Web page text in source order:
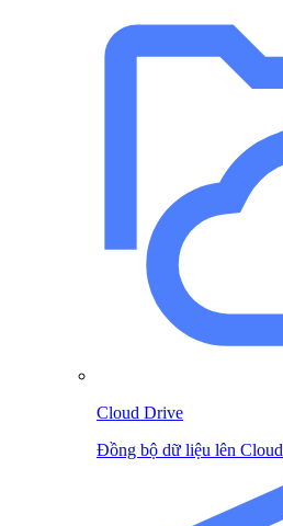
Cloud Drive
Đồng bộ dữ liệu lên Cloud